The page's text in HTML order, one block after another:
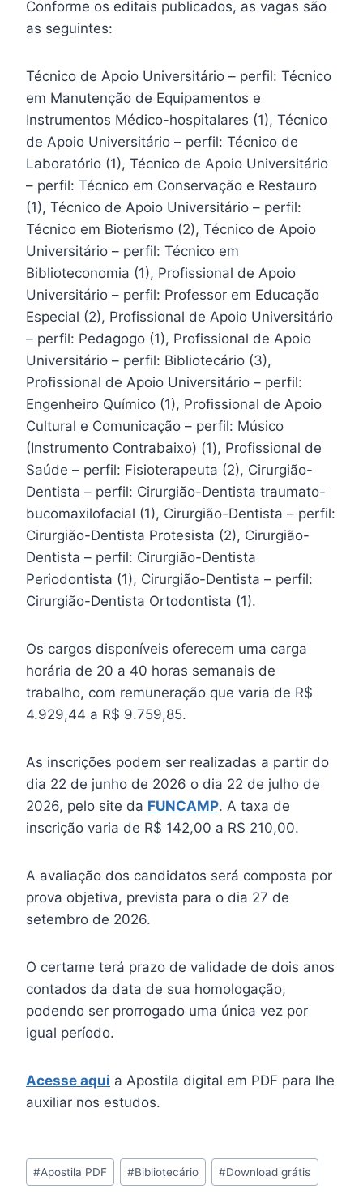
Conforme os editais publicados, as vagas são
as seguintes:
Técnico de Apoio Universitário – perfil: Técnico
em Manutenção de Equipamentos e
Instrumentos Médico-hospitalares (1), Técnico
de Apoio Universitário – perfil: Técnico de
Laboratório (1), Técnico de Apoio Universitário
– perfil: Técnico em Conservação e Restauro
(1), Técnico de Apoio Universitário – perfil:
Técnico em Bioterismo (2), Técnico de Apoio
Universitário – perfil: Técnico em
Biblioteconomia (1), Profissional de Apoio
Universitário – perfil: Professor em Educação
Especial (2), Profissional de Apoio Universitário
– perfil: Pedagogo (1), Profissional de Apoio
Universitário – perfil: Bibliotecário (3),
Profissional de Apoio Universitário – perfil:
Engenheiro Químico (1), Profissional de Apoio
Cultural e Comunicação – perfil: Músico
(Instrumento Contrabaixo) (1), Profissional de
Saúde – perfil: Fisioterapeuta (2), Cirurgião-
Dentista – perfil: Cirurgião-Dentista traumato-
bucomaxilofacial (1), Cirurgião-Dentista – perfil:
Cirurgião-Dentista Protesista (2), Cirurgião-
Dentista – perfil: Cirurgião-Dentista
Periodontista (1), Cirurgião-Dentista – perfil:
Cirurgião-Dentista Ortodontista (1).
Os cargos disponíveis oferecem uma carga
horária de 20 a 40 horas semanais de
trabalho, com remuneração que varia de R$
4.929,44 a R$ 9.759,85.
As inscrições podem ser realizadas a partir do
dia 22 de junho de 2026 o dia 22 de julho de
2026, pelo site da FUNCAMP. A taxa de
inscrição varia de R$ 142,00 a R$ 210,00.
A avaliação dos candidatos será composta por
prova objetiva, prevista para o dia 27 de
setembro de 2026.
O certame terá prazo de validade de dois anos
contados da data de sua homologação,
podendo ser prorrogado uma única vez por
igual período.
Acesse aqui a Apostila digital em PDF para lhe
auxiliar nos estudos.
Tags
do
#Apostila PDF #Bibliotecário #Download grátis